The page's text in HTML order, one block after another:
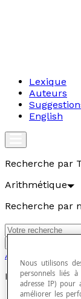
Lexique
Auteurs
English
Recherche par
Arithmétique
Recherche par
Arithmétique
Puissance
Nous utilisons
personnels liés
adresse IP) pour
améliorer les